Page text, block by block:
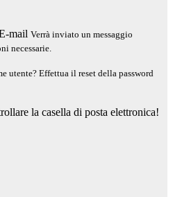
mail Verrà inviato un messaggio
necessarie.
utente? Effettua il reset della password
la casella di posta elettronica!